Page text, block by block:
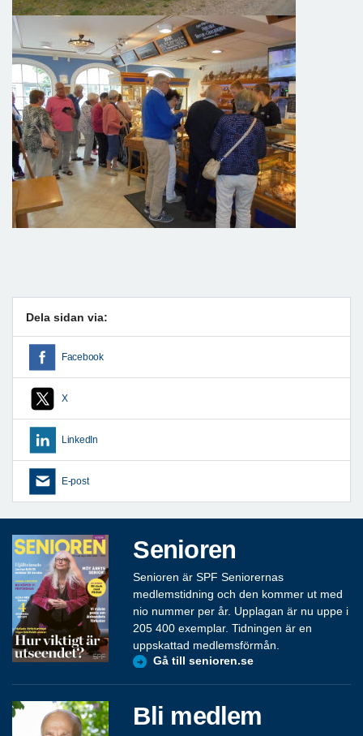
Dela sidan via:
Facebook
X
LinkedIn
E-post
Senioren
Senioren är SPF Seniorernas
medlemstidning och den kommer ut med
nio nummer per år. Upplagan är nu uppe i
205 400 exemplar. Tidningen är en
uppskattad medlemsförmån.
Gå till senioren.se
Bli medlem